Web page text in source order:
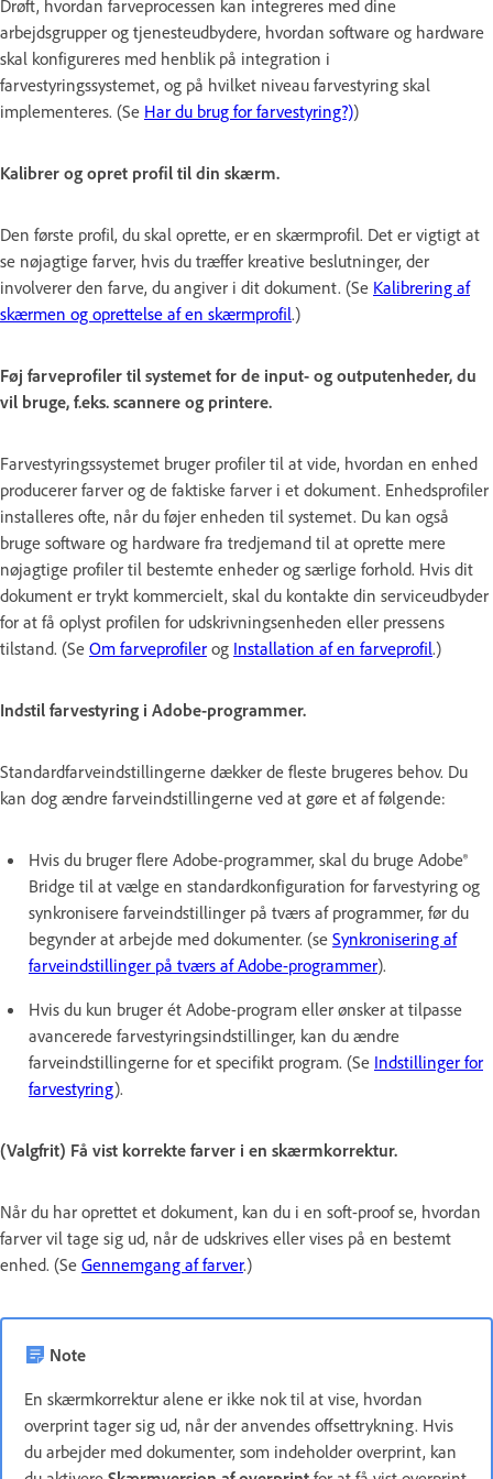
Drøft, hvordan farveprocessen kan integreres med dine
arbejdsgrupper og tjenesteudbydere, hvordan software og hardware
skal konfigureres med henblik på integration i
farvestyringssystemet, og på hvilket niveau farvestyring skal
implementeres. (Se Har du brug for farvestyring?))
Kalibrer og opret profil til din skærm.
Den første profil, du skal oprette, er en skærmprofil. Det er vigtigt at
se nøjagtige farver, hvis du træffer kreative beslutninger, der
involverer den farve, du angiver i dit dokument. (Se Kalibrering af
skærmen og oprettelse af en skærmprofil.)
Føj farveprofiler til systemet for de input- og outputenheder, du
vil bruge, f.eks. scannere og printere.
Farvestyringssystemet bruger profiler til at vide, hvordan en enhed
producerer farver og de faktiske farver i et dokument. Enhedsprofiler
installeres ofte, når du føjer enheden til systemet. Du kan også
bruge software og hardware fra tredjemand til at oprette mere
nøjagtige profiler til bestemte enheder og særlige forhold. Hvis dit
dokument er trykt kommercielt, skal du kontakte din serviceudbyder
for at få oplyst profilen for udskrivningsenheden eller pressens
tilstand. (Se Om farveprofiler og Installation af en farveprofil.)
Indstil farvestyring i Adobe-programmer.
Standardfarveindstillingerne dækker de fleste brugeres behov. Du
kan dog ændre farveindstillingerne ved at gøre et af følgende:
Hvis du bruger flere Adobe-programmer, skal du bruge Adobe®
Bridge til at vælge en standardkonfiguration for farvestyring og
synkronisere farveindstillinger på tværs af programmer, før du
begynder at arbejde med dokumenter. (se Synkronisering af
farveindstillinger på tværs af Adobe-programmer).
Hvis du kun bruger ét Adobe-program eller ønsker at tilpasse
avancerede farvestyringsindstillinger, kan du ændre
farveindstillingerne for et specifikt program. (Se Indstillinger for
farvestyring).
(Valgfrit) Få vist korrekte farver i en skærmkorrektur.
Når du har oprettet et dokument, kan du i en soft-proof se, hvordan
farver vil tage sig ud, når de udskrives eller vises på en bestemt
enhed. (Se Gennemgang af farver.)
Note
En skærmkorrektur alene er ikke nok til at vise, hvordan
overprint tager sig ud, når der anvendes offsettrykning. Hvis
du arbejder med dokumenter, som indeholder overprint, kan